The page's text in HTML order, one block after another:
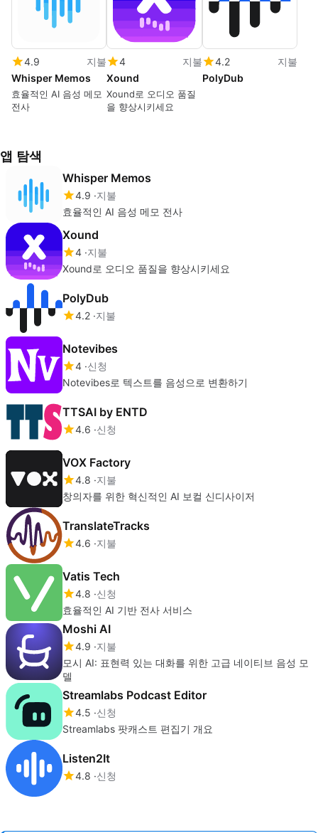
4.9
지불
Whisper Memos
효율적인 AI 음성 메모
전사
4
지불
Xound
Xound로 오디오 품질
을 향상시키세요
4.2
지불
PolyDub
앱 탐색
Whisper Memos
4.9 지불
효율적인 AI 음성 메모 전사
Xound
4 지불
Xound로 오디오 품질을 향상시키세요
PolyDub
4.2 지불
Notevibes
4 신청
Notevibes로 텍스트를 음성으로 변환하기
TTSAI by ENTD
4.6 신청
VOX Factory
4.8 지불
창의자를 위한 혁신적인 AI 보컬 신디사이저
TranslateTracks
4.6 지불
Vatis Tech
4.8 신청
효율적인 AI 기반 전사 서비스
Moshi AI
4.9 지불
모시 AI: 표현력 있는 대화를 위한 고급 네이티브 음성 모
델
Streamlabs Podcast Editor
4.5 신청
Streamlabs 팟캐스트 편집기 개요
Listen2It
4.8 신청